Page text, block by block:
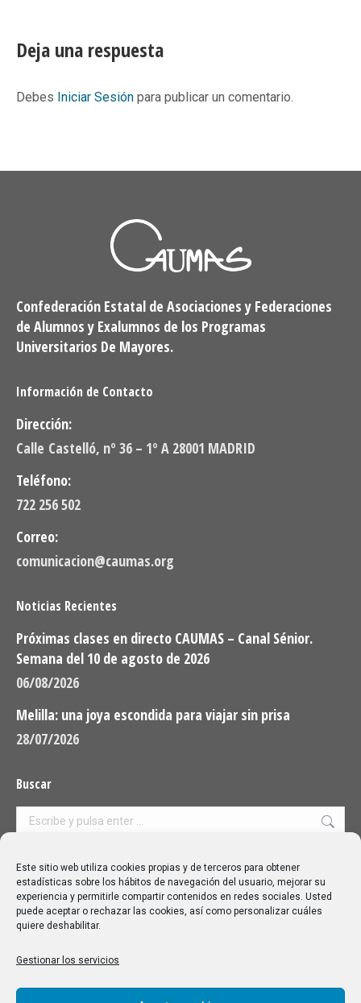
Este sitio web utiliza cookies propias y de terceros para obtener
estadísticas sobre los hábitos de navegación del usuario, mejorar su
experiencia y permitirle compartir contenidos en redes sociales. Usted
puede aceptar o rechazar las cookies, así como personalizar cuáles
quiere deshabilitar.
Gestionar los servicios
Deja una respuesta
Debes Iniciar Sesión para publicar un comentario.
Confederación Estatal de Asociaciones y Federaciones
de Alumnos y Exalumnos de los Programas
Universitarios De Mayores.
Información de Contacto
Dirección:
Calle Castelló, nº 36 – 1º A 28001 MADRID
Teléfono:
722 256 502
Correo:
comunicacion@caumas.org
Noticias Recientes
Próximas clases en directo CAUMAS – Canal Sénior.
Semana del 10 de agosto de 2026
06/08/2026
Melilla: una joya escondida para viajar sin prisa
28/07/2026
Buscar
Buscar:
Aviso Legal|Política de privacidad|Política de cookies